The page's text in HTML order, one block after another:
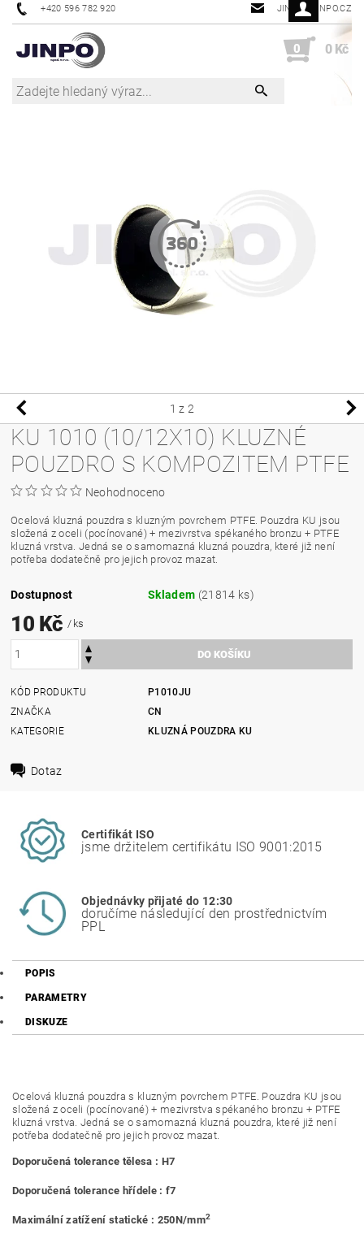
+420 596 782 920 JINPO@JINPO.CZ
0 0 Kč
1 z 2
KU 1010 (10/12X10) KLUZNÉ
POUZDRO S KOMPOZITEM PTFE
Neohodnoceno
Ocelová kluzná pouzdra s kluzným povrchem PTFE. Pouzdra KU jsou
složená z oceli (pocínované) + mezivrstva spékaného bronzu + PTFE
kluzná vrstva. Jedná se o samomazná kluzná pouzdra, které již není
potřeba dodatečně pro jejich provoz mazat.
Dostupnost Skladem (21814 ks)
10 Kč/ ks
KÓD PRODUKTU
P1010JU
ZNAČKA
CN
KATEGORIE
KLUZNÁ POUZDRA KU
Dotaz
Certifikát ISO
jsme držitelem certifikátu ISO 9001:2015
Objednávky přijaté do 12:30
doručíme následující den prostřednictvím
PPL
POPIS
PARAMETRY
DISKUZE
Ocelová kluzná pouzdra s kluzným povrchem PTFE. Pouzdra KU jsou
složená z oceli (pocínované) + mezivrstva spékaného bronzu + PTFE
kluzná vrstva. Jedná se o samomazná kluzná pouzdra, které již není
potřeba dodatečně pro jejich provoz mazat.
Doporučená tolerance tělesa : H7
Doporučená tolerance hřídele : f7
Maximální zatížení statické : 250N/mm2